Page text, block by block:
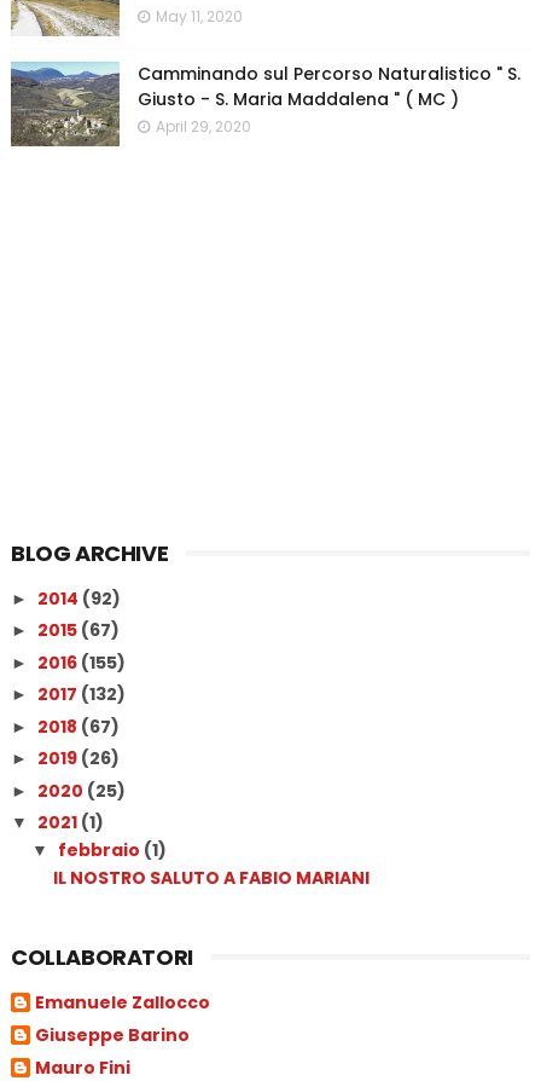
May 11, 2020
Camminando sul Percorso Naturalistico " S.
Giusto - S. Maria Maddalena " ( MC )
April 29, 2020
BLOG ARCHIVE
► 2014 (92)
► 2015 (67)
► 2016 (155)
► 2017 (132)
► 2018 (67)
► 2019 (26)
► 2020 (25)
▼ 2021 (1)
▼ febbraio (1)
IL NOSTRO SALUTO A FABIO MARIANI
COLLABORATORI
Emanuele Zallocco
Giuseppe Barino
Mauro Fini